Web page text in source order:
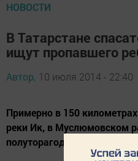
НОВОСТИ
В Татарстане
ищут пропавшего
Автор, 10 июля 2014 - 22:40
Примерно в 150
реки Ик, в Муслюмовском
полуторагодовалую